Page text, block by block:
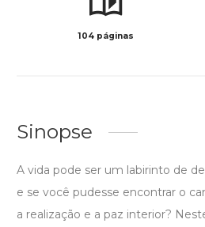
104 páginas
Sinopse
A vida pode ser um labirinto de
e se você pudesse encontrar o
a realização e a paz interior?